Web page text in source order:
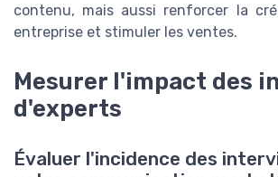
contenu, mais aussi renforcer la
entreprise et stimuler les ventes.
Mesurer l'impact des
d'experts
Évaluer l'incidence des